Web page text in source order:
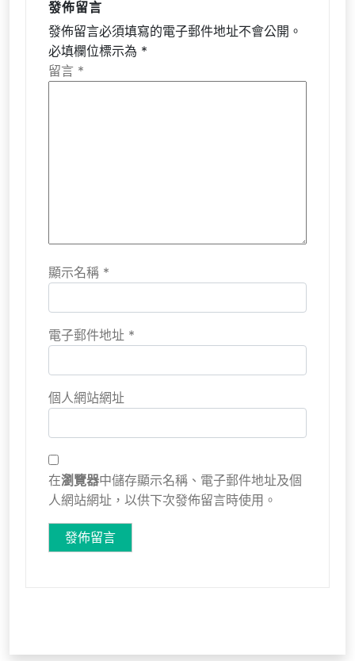
發佈留言
發佈留言必須填寫的電子郵件地址不會公開。
必填欄位標示為 *
留言 *
顯示名稱 *
電子郵件地址 *
個人網站網址
在瀏覽器中儲存顯示名稱、電子郵件地址及個
人網站網址，以供下次發佈留言時使用。